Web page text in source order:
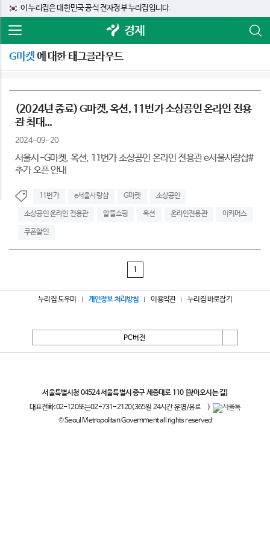
이 누리집은 대한민국 공식 전자정부 누리집입니다.
경제
G마켓에 대한 태그클라우드
(2024년 종료) G마켓, 옥션, 11번가 소상공인 온라인 전용
관 최대...
2024-09-20
서울시-G마켓, 옥션, 11번가 소상공인 온라인 전용관 e서울사랑샵#
추가 오픈 안내
11번가 e서울사랑샵 G마켓 소상공인
소상공인 온라인 전용관 알뜰쇼핑 옥션 온라인전용관 이커머스
쿠폰할인
1
누리집 도우미 개인정보 처리방침 이용약관 누리집 바로잡기
PC버전
서울특별시청 04524 서울특별시 중구 세종대로 110 [찾아오시는 길]
대표전화:02-120또는02-731-2120(365일 24시간 운영/유료
)
© Seoul Metropolitan Government all rights reserved